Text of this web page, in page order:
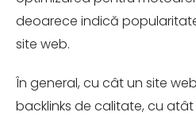
deoarece indică
site web.
În general, cu cât un site
backlinks de calitate, cu